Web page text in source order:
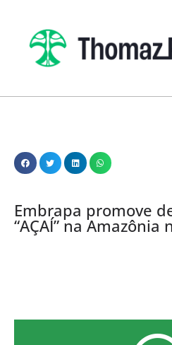
Embrapa promove
“AÇAÍ” na Amazônia